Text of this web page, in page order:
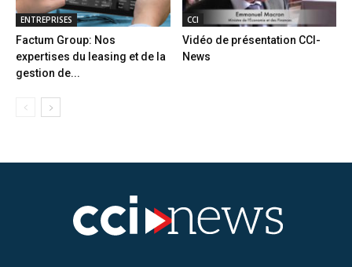
ENTREPRISES
Factum Group: Nos
expertises du leasing et de la
gestion de...
CCI
Vidéo de présentation CCI-
News